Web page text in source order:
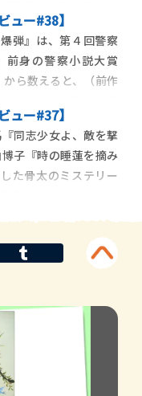
い）。しかし、集英
説大賞はそれ以上の
、３回しか大賞（金
募作品の中で最高評
ュー#38】
弾』は、第４回警察
前身の警察小説大賞
から数えると、（前作
になる。警察小説も
るし、警察小説のア
いるが、警察小説に
賞はこの賞だけ。も
ュー#37】
同志少女よ、敵を撃
子『時の睡蓮を摘み
た骨太のミステリー
現代のイスタンブー
な警察ミステリーが
ボスポラス 死者た